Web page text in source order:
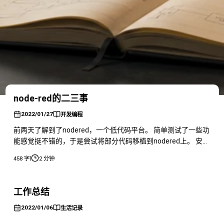
node-red的二三事
2022/01/27 开发编程
前两天了解到了nodered，一个低代码平台。 简单测试了一些功
能感觉挺不错的，于是尝试将部分代码移植到nodered上。 安装
我是先百度查了一下，感觉可以用docker来安装这个nodered，
所以我就用的docker。 其实还是因为这一篇文章，所以选择的
nodered/nodered 安装
458 字| 2 分钟
工作总结
2022/01/06 生活记录